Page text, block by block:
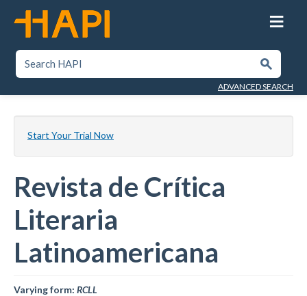
to
content
SEARCH HAPI
Submit
ADVANCED SEARCH
Start Your Trial Now
Revista de Crítica
Literaria
Latinoamericana
Varying form: RCLL